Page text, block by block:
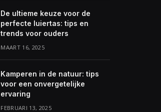
De ultieme keuze voor de
perfecte luiertas: tips en
trends voor ouders
MAART 16, 2025
Kamperen in de natuur: tips
voor een onvergetelijke
ervaring
FEBRUARI 13, 2025